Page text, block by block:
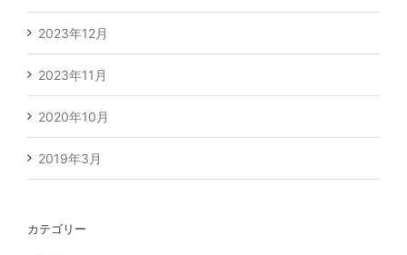
2023年12月
2023年11月
2020年10月
2019年3月
カテゴリー